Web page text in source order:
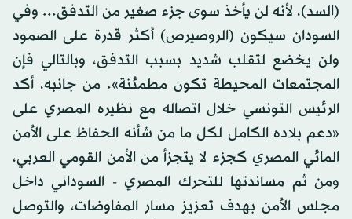
(السد)، لأنه لن يأخذ سوى جزء صغير من التدفق... وفي
السودان سيكون (الروصيرص) أكثر قدرة على الصمود
ولن يخضع لتقلب شديد بسبب التدفق، وبالتالي فإن
المجتمعات المحيطة تكون مطمئنة». من جانبه، أكد
الرئيس التونسي خلال اتصاله مع نظيره المصري على
«دعم بلاده الكامل لكل ما من شأنه الحفاظ على الأمن
المائي المصري كجزء لا يتجزأ من الأمن القومي العربي،
ومن ثم مساندتها للتحرك المصري - السوداني داخل
مجلس الأمن بهدف تعزيز مسار المفاوضات، والتوصل